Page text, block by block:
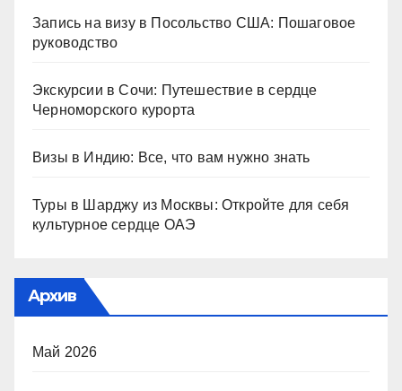
Запись на визу в Посольство США: Пошаговое
руководство
Экскурсии в Сочи: Путешествие в сердце
Черноморского курорта
Визы в Индию: Все, что вам нужно знать
Туры в Шарджу из Москвы: Откройте для себя
культурное сердце ОАЭ
Архив
Май 2026